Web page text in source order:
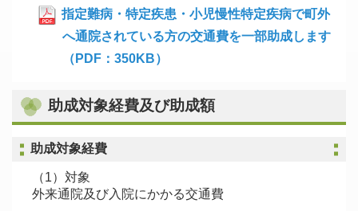
指定難病・特定疾患・小児慢性特定疾病で町外
へ通院されている方の交通費を一部助成します
（PDF：350KB）
助成対象経費及び助成額
助成対象経費
（1）対象
外来通院及び入院にかかる交通費